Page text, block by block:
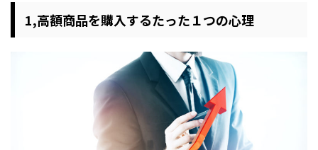
1,高額商品を購入するたった１つの心理